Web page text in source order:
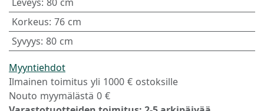
Korkeus: 76 cm
Syvyys: 80 cm
Myyntiehdot
Ilmainen toimitus yli 1000 € ostoksille
Nouto myymälästä 0 €